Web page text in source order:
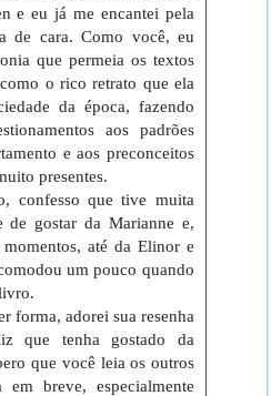
e eu já me encantei pela
de cara. Como você, eu
que permeia os textos
o rico retrato que ela
da época, fazendo
aos padrões
e aos preconceitos
presentes.
confesso que tive muita
de gostar da Marianne e,
momentos, até da Elinor e
um pouco quando
forma, adorei sua resenha
que tenha gostado da
que você leia os outros
em breve, especialmente